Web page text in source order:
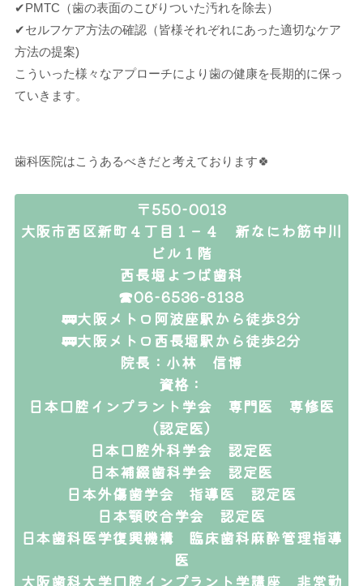
✔PMTC（歯の表面のこびりついた汚れを除去）
✔セルフケア方法の確認（皆様それぞれにあった適切なケア
方法の提案)
こういった様々なアプローチにより歯の健康を長期的に保っ
ていきます。
歯科医院はこうあるべきだと考えております🍀
〒550-0013
大阪市西区新町４丁目１－４ 新なにわ筋中川
ビル１階
西長堀よつば歯科
☎06-6536-8138
🚃大阪メトロ阿波座駅から徒歩3分
🚃大阪メトロ西長堀駅から徒歩2分
院長：小林 信博
資格：
日本口腔インプラント学会 専門医 専修医
（認定医）
日本口腔外科学会 認定医
日本補綴歯科学会 認定医
日本外傷歯学会 指導医 認定医
日本顎咬合学会 認定医
日本歯科医学復興機構 臨床歯科麻酔管理指導
医
大阪歯科大学口腔インプラント学講座 非常勤